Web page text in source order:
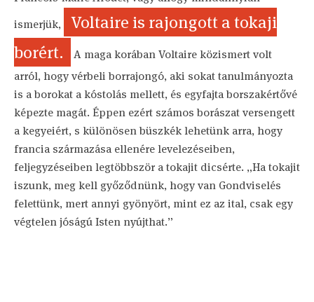
ismerjük,
Voltaire is rajongott a tokaji
borért.
A maga korában Voltaire közismert volt
arról, hogy vérbeli borrajongó, aki sokat tanulmányozta
is a borokat a kóstolás mellett, és egyfajta borszakértővé
képezte magát. Éppen ezért számos borászat versengett
a kegyeiért, s különösen büszkék lehetünk arra, hogy
francia származása ellenére levelezéseiben,
feljegyzéseiben legtöbbször a tokajit dicsérte. „Ha tokajit
iszunk, meg kell győződnünk, hogy van Gondviselés
felettünk, mert annyi gyönyört, mint ez az ital, csak egy
végtelen jóságú Isten nyújthat.”